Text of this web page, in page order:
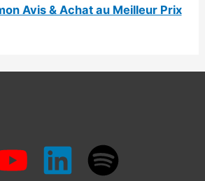
Avis & Achat au Meilleur Prix